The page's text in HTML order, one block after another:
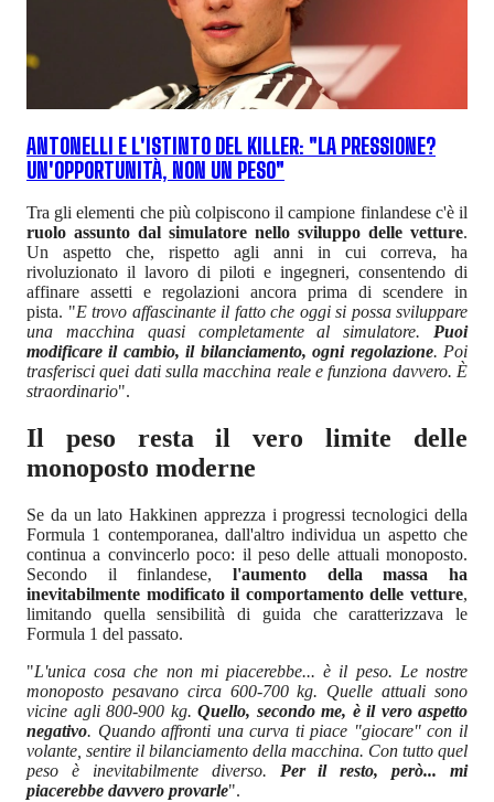
ANTONELLI E L'ISTINTO DEL KILLER: "LA PRESSIONE?
UN'OPPORTUNITÀ, NON UN PESO"
Tra gli elementi che più colpiscono il campione finlandese c'è il
ruolo assunto dal simulatore nello sviluppo delle vetture.
Un aspetto che, rispetto agli anni in cui correva, ha
rivoluzionato il lavoro di piloti e ingegneri, consentendo di
affinare assetti e regolazioni ancora prima di scendere in
pista. "E trovo affascinante il fatto che oggi si possa sviluppare
una macchina quasi completamente al simulatore. Puoi
modificare il cambio, il bilanciamento, ogni regolazione. Poi
trasferisci quei dati sulla macchina reale e funziona davvero. È
straordinario".
Il peso resta il vero limite delle
monoposto moderne
Se da un lato Hakkinen apprezza i progressi tecnologici della
Formula 1 contemporanea, dall'altro individua un aspetto che
continua a convincerlo poco: il peso delle attuali monoposto.
Secondo il finlandese, l'aumento della massa ha
inevitabilmente modificato il comportamento delle vetture,
limitando quella sensibilità di guida che caratterizzava le
Formula 1 del passato.
"L'unica cosa che non mi piacerebbe... è il peso. Le nostre
monoposto pesavano circa 600-700 kg. Quelle attuali sono
vicine agli 800-900 kg. Quello, secondo me, è il vero aspetto
negativo. Quando affronti una curva ti piace "giocare" con il
volante, sentire il bilanciamento della macchina. Con tutto quel
peso è inevitabilmente diverso. Per il resto, però... mi
piacerebbe davvero provarle".